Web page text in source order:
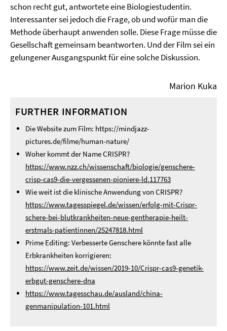
schon recht gut, antwortete eine Biologiestudentin.
Interessanter sei jedoch die Frage, ob und wofür man die
Methode überhaupt anwenden solle. Diese Frage müsse die
Gesellschaft gemeinsam beantworten. Und der Film sei ein
gelungener Ausgangspunkt für eine solche Diskussion.
Marion Kuka
FURTHER INFORMATION
Die Website zum Film: https://mindjazz-
pictures.de/filme/human-nature/
Woher kommt der Name CRISPR?
https://www.nzz.ch/wissenschaft/biologie/genschere-
crisp-cas9-die-vergessenen-pioniere-ld.117763
Wie weit ist die klinische Anwendung von CRISPR?
https://www.tagesspiegel.de/wissen/erfolg-mit-Crispr-
schere-bei-blutkrankheiten-neue-gentherapie-heilt-
erstmals-patientinnen/25247818.html
Prime Editing: Verbesserte Genschere könnte fast alle
Erbkrankheiten korrigieren:
https://www.zeit.de/wissen/2019-10/Crispr-cas9-genetik-
erbgut-genschere-dna
https://www.tagesschau.de/ausland/china-
genmanipulation-101.html